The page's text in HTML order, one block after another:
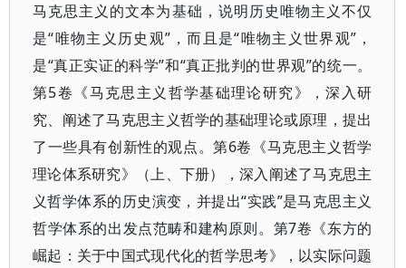
马克思主义的文本为基础，说明历史唯物主义不仅
是“唯物主义历史观”，而且是“唯物主义世界观”，
是“真正实证的科学”和“真正批判的世界观”的统一。
第5卷《马克思主义哲学基础理论研究》，深入研
究、阐述了马克思主义哲学的基础理论或原理，提出
了一些具有创新性的观点。第6卷《马克思主义哲学
理论体系研究》（上、下册），深入阐述了马克思主
义哲学体系的历史演变，并提出“实践”是马克思主义
哲学体系的出发点范畴和建构原则。第7卷《东方的
崛起：关于中国式现代化的哲学思考》，以实际问题